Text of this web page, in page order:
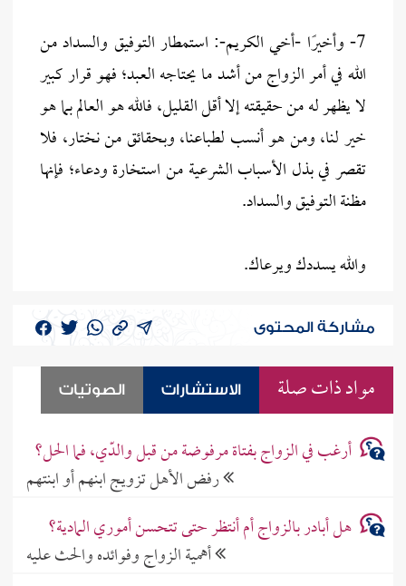
7- وأخيرًا -أخي الكريم-: استمطار التوفيق والسداد من
الله في أمر الزواج من أشد ما يحتاجه العبد؛ فهو قرار كبير
لا يظهر له من حقيقته إلا أقل القليل، فالله هو العالم بما هو
خير لنا، ومن هو أنسب لطباعنا، وبحقائق من نختار، فلا
تقصر في بذل الأسباب الشرعية من استخارة ودعاء؛ فإنها
مظنة التوفيق والسداد.
والله يسددك ويرعاك.
مشاركة المحتوى
مواد ذات صلة الاستشارات الصوتيات
أرغب في الزواج بفتاة مرفوضة من قبل والدّي، فما الحل؟
رفض الأهل تزويج ابنهم أو ابنتهم
هل أبادر بالزواج أم أنتظر حتى تتحسن أموري المادية؟
أهمية الزواج وفوائده والحث عليه